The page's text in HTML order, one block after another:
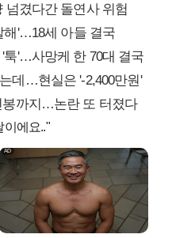
겼다간 돌연사 위험
해'…18세 아들 결국
툭'…사망케 한 70대 결국
데…현실은 '-2,400만원'
봉까지…논란 또 터졌다
이에요.."